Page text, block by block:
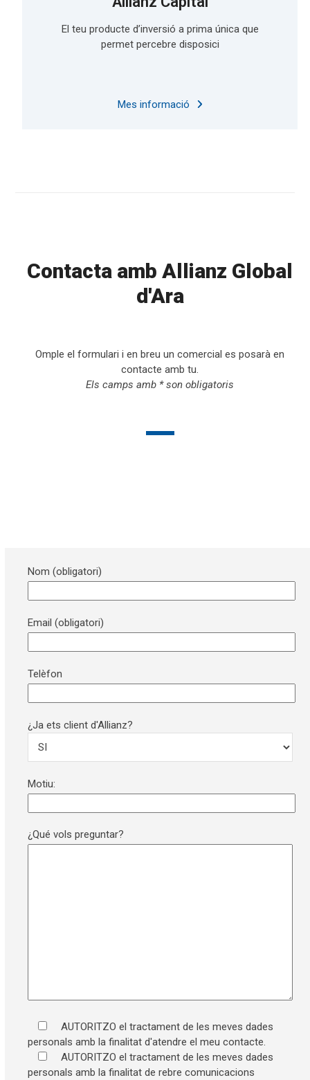
El teu producte d’inversió a prima única que
permet percebre disposici
Mes informació
Contacta amb Allianz Global
d'Ara
Omple el formulari i en breu un comercial es posarà en
contacte amb tu.
Els camps amb * son obligatoris
Nom (obligatori)
Email (obligatori)
Telèfon
¿Ja ets client d'Allianz?
Motiu:
¿Qué vols preguntar?
AUTORITZO el tractament de les meves dades
personals amb la finalitat d'atendre el meu contacte.
AUTORITZO el tractament de les meves dades
personals amb la finalitat de rebre comunicacions